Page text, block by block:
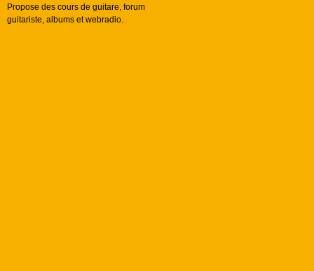
Propose des cours de guitare, forum
guitariste, albums et webradio.